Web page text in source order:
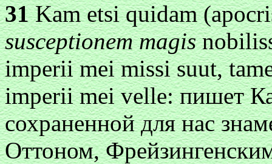
31Kam etsi quidam
susceptionem magis
imperii mei missi suut,
imperii mei velle: пишет
сохраненной для нас
Оттоном,